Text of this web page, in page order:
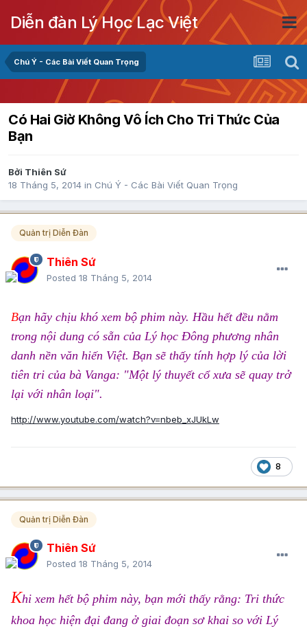
Diễn đàn Lý Học Lạc Việt
Chú Ý - Các Bài Viết Quan Trọng
Có Hai Giờ Không Vô Ích Cho Tri Thức Của
Bạn
Bởi Thiên Sứ
18 Tháng 5, 2014 in Chú Ý - Các Bài Viết Quan Trọng
Quản trị Diễn Đàn
Thiên Sứ
Posted 18 Tháng 5, 2014
Bạn hãy chịu khó xem bộ phim này. Hầu hết đều nằm
trong nội dung có sẵn của Lý học Đông phương nhân
danh nền văn hiến Việt. Bạn sẽ thấy tính hợp lý của lời
tiên tri của bà Vanga: "Một lý thuyết cổ xưa sẽ quay trở
lại với nhân loại".
http://www.youtube.com/watch?v=nbeb_xJUkLw
8
Quản trị Diễn Đàn
Thiên Sứ
Posted 18 Tháng 5, 2014
Khi xem hết bộ phim này, bạn mới thấy rằng: Tri thức
khoa học hiện đại đang ở giai đoạn sơ khai so với Lý